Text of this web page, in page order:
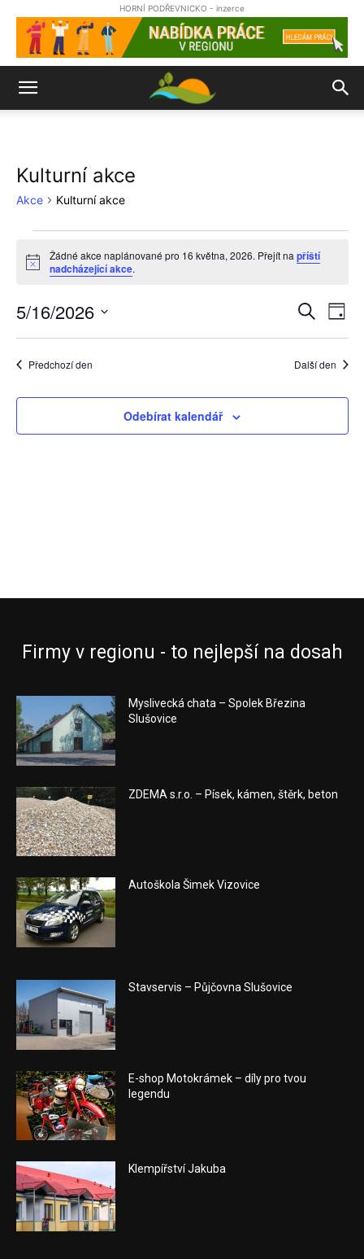
HORNÍ PODŘEVNICKO - inzerce
Kulturní akce
Akce Kulturní akce
Akce
for
16
května,
2026
Notice
Žádné akce naplánované pro 16 května, 2026. Přejít napříští
nadcházející akce.
pro
hledání
a
Hledat
pro
Den
5/16/2026
Předchozí den
Další den
Odebírat kalendář
Firmy v regionu - to nejlepší na dosah
Myslivecká chata – Spolek Březina
Slušovice
ZDEMA s.r.o. – Písek, kámen, štěrk, beton
Autoškola Šimek Vizovice
Stavservis – Půjčovna Slušovice
E-shop Motokrámek – díly pro tvou
legendu
Klempířství Jakuba